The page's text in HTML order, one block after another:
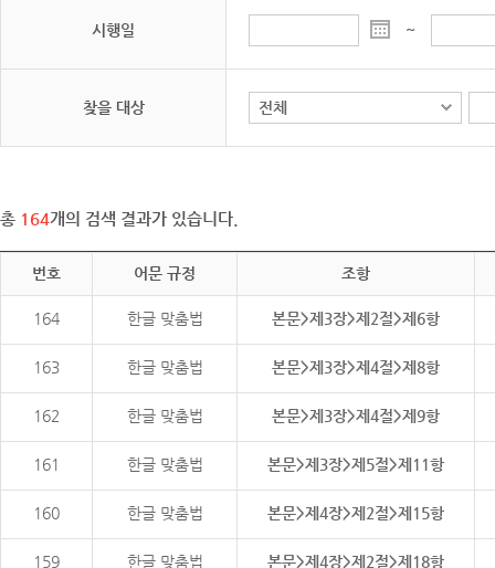
시행일 ~
찾을 대상
총 164개의 검색 결과가 있습니다.
번호 어문 규정 조항
164 한글 맞춤법 본문>제3장>제2절>제6항
163 한글 맞춤법 본문>제3장>제4절>제8항
162 한글 맞춤법 본문>제3장>제4절>제9항
161 한글 맞춤법 본문>제3장>제5절>제11항
160 한글 맞춤법 본문>제4장>제2절>제15항
159 한글 맞춤법 본문>제4장>제2절>제18항